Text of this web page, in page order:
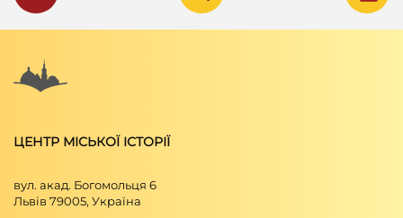
ЦЕНТР МІСЬКОЇ ІСТОРІЇ
вул. акад. Богомольця 6
Львів 79005, Україна